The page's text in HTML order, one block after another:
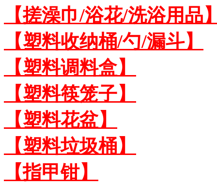
【搓澡巾/浴花/洗浴用品
【塑料收纳桶/勺/漏斗】
【塑料调料盒】
【塑料筷笼子】
【塑料花盆】
【塑料垃圾桶】
【指甲钳】